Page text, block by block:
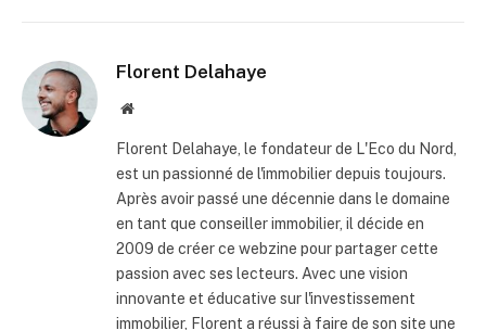
Florent Delahaye
Site
Florent Delahaye, le fondateur de L'Eco du Nord,
est un passionné de l'immobilier depuis toujours.
Après avoir passé une décennie dans le domaine
en tant que conseiller immobilier, il décide en
2009 de créer ce webzine pour partager cette
passion avec ses lecteurs. Avec une vision
innovante et éducative sur l'investissement
immobilier, Florent a réussi à faire de son site une